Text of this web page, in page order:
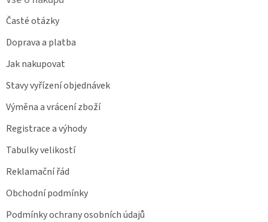
Časté otázky
Doprava a platba
Jak nakupovat
Stavy vyřízení objednávek
Výměna a vrácení zboží
Registrace a výhody
Tabulky velikostí
Reklamační řád
Obchodní podmínky
Podmínky ochrany osobních údajů